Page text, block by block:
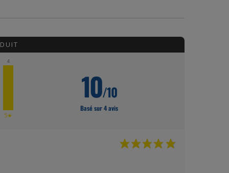
4
5★
10/10
Basé sur 4 avis